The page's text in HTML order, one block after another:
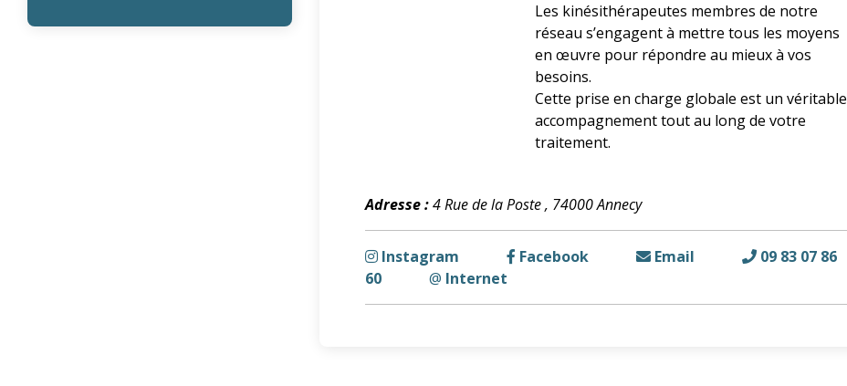
Les kinésithérapeutes membres de notre
réseau s’engagent à mettre tous les moyens
en œuvre pour répondre au mieux à vos
besoins.
Cette prise en charge globale est un véritable
accompagnement tout au long de votre
traitement.
Adresse :4 Rue de la Poste , 74000 Annecy
Instagram Facebook Email
09 83 07 86
60
@ Internet